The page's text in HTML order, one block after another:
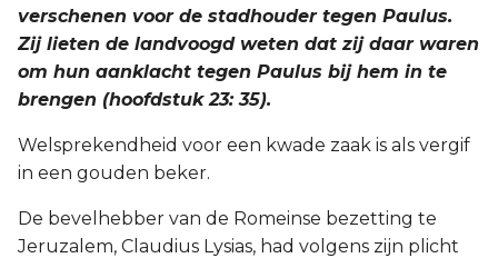
verschenen voor de stadhouder tegen Paulus.
Zij lieten de landvoogd weten dat zij daar waren
om hun aanklacht tegen Paulus bij hem in te
brengen (hoofdstuk 23: 35).
Welsprekendheid voor een kwade zaak is als vergif
in een gouden beker.
De bevelhebber van de Romeinse bezetting te
Jeruzalem, Claudius Lysias, had volgens zijn plicht